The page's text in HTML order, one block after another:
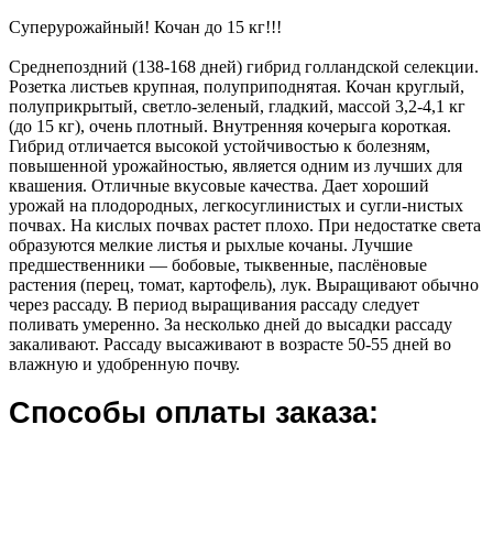
Суперурожайный! Кочан до 15 кг!!!
Среднепоздний (138-168 дней) гибрид голландской селекции.
Розетка листьев крупная, полуприподнятая. Кочан круглый,
полуприкрытый, светло-зеленый, гладкий, массой 3,2-4,1 кг
(до 15 кг), очень плотный. Внутренняя кочерыга короткая.
Гибрид отличается высокой устойчивостью к болезням,
повышенной урожайностью, является одним из лучших для
квашения. Отличные вкусовые качества. Дает хороший
урожай на плодородных, легкосуглинистых и сугли-нистых
почвах. На кислых почвах растет плохо. При недостатке света
образуются мелкие листья и рыхлые кочаны. Лучшие
предшественники — бобовые, тыквенные, паслёновые
растения (перец, томат, картофель), лук. Выращивают обычно
через рассаду. В период выращивания рассаду следует
поливать умеренно. За несколько дней до высадки рассаду
закаливают. Рассаду высаживают в возрасте 50-55 дней во
влажную и удобренную почву.
Способы оплаты заказа: